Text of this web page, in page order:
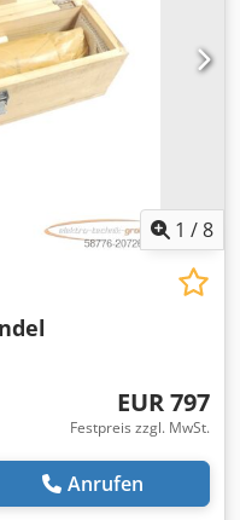
1 /8
EUR 797
Festpreis zzgl. MwSt.
Anrufen